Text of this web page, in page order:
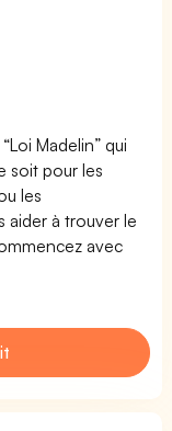
Madelin” qui
soit pour les
les
aider à trouver le
avec